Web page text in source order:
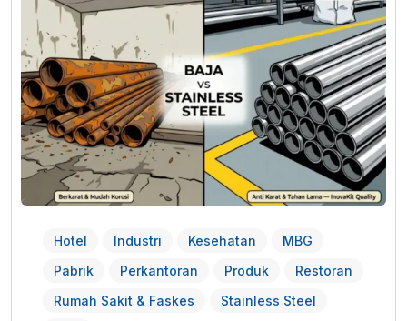
Hotel Industri Kesehatan
MBG
Pabrik
Perkantoran Produk
Restoran
Rumah Sakit & Faskes
Stainless Steel